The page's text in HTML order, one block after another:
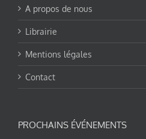
A propos de nous
Librairie
Mentions légales
Contact
PROCHAINS ÉVÉNEMENTS